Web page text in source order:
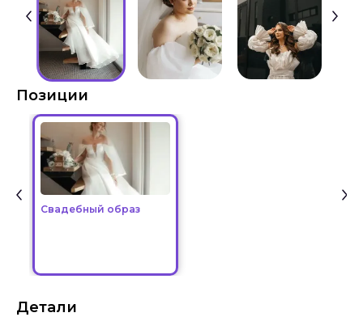
Позиции
Свадебный образ
Детали